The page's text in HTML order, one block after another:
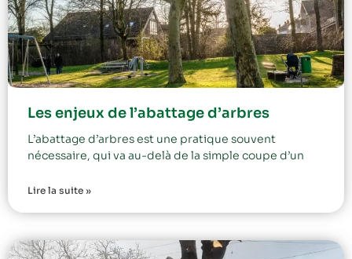
Les enjeux de l’abattage d’arbres
L’abattage d’arbres est une pratique souvent
nécessaire, qui va au-delà de la simple coupe d’un
Lire la suite »